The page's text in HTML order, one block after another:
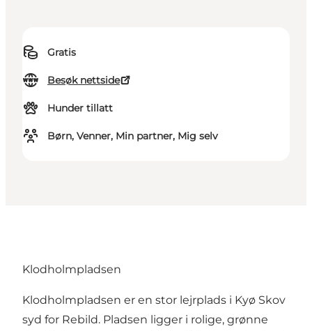
Gratis
Besøk nettside
Hunder tillatt
Børn, Venner, Min partner, Mig selv
Klodholmpladsen
Klodholmpladsen er en stor lejrplads i Kyø Skov
syd for Rebild. Pladsen ligger i rolige, grønne